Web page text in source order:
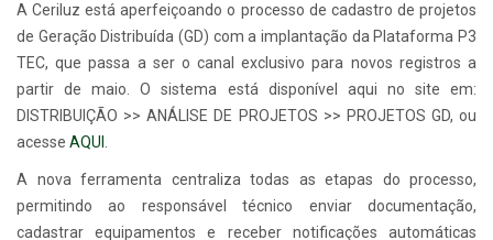
A Ceriluz está aperfeiçoando o processo de cadastro de projetos
de Geração Distribuída (GD) com a implantação da Plataforma P3
TEC, que passa a ser o canal exclusivo para novos registros a
partir de maio. O sistema está disponível aqui no site em:
DISTRIBUIÇÃO >> ANÁLISE DE PROJETOS >> PROJETOS GD, ou
acesse AQUI
A nova ferramenta centraliza todas as etapas do processo,
permitindo ao responsável técnico enviar documentação,
cadastrar equipamentos e receber notificações automáticas